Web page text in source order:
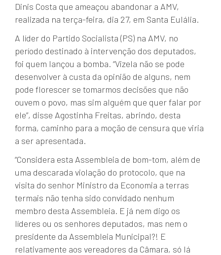
Dinis Costa que ameaçou abandonar a AMV,
realizada na terça-feira, dia 27, em Santa Eulália.
A líder do Partido Socialista (PS) na AMV, no
período destinado à intervenção dos deputados,
foi quem lançou a bomba. “Vizela não se pode
desenvolver à custa da opinião de alguns, nem
pode florescer se tomarmos decisões que não
ouvem o povo, mas sim alguém que quer falar por
ele”, disse Agostinha Freitas, abrindo, desta
forma, caminho para a moção de censura que viria
a ser apresentada.
“Considera esta Assembleia de bom-tom, além de
uma descarada violação do protocolo, que na
visita do senhor Ministro da Economia a terras
termais não tenha sido convidado nenhum
membro desta Assembleia. E já nem digo os
líderes ou os senhores deputados, mas nem o
presidente da Assembleia Municipal?! E
relativamente aos vereadores da Câmara, só lá